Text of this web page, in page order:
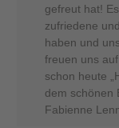
gefreut hat!
zufriedene
haben und
freuen uns
schon heute
dem schönen
Fabienne